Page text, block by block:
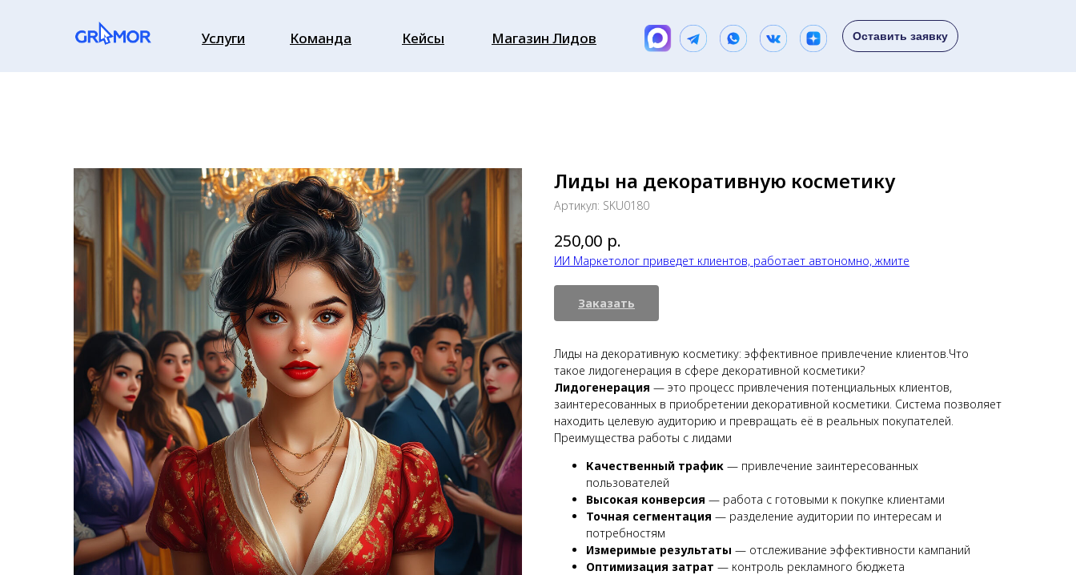
Оставить заявку
Услуги Кейсы Магазин Лидов
Команда
Лиды на декоративную косметику
Артикул: SKU0180
250,00 р.
ИИ Маркетолог приведет клиентов, работает автономно, жмите
Заказать
Лиды на декоративную косметику: эффективное привлечение клиентов.Что
такое лидогенерация в сфере декоративной косметики?
Лидогенерация — это процесс привлечения потенциальных клиентов,
заинтересованных в приобретении декоративной косметики. Система позволяет
находить целевую аудиторию и превращать её в реальных покупателей.
Преимущества работы с лидами
Качественный трафик — привлечение заинтересованных
пользователей
Высокая конверсия — работа с готовыми к покупке клиентами
Точная сегментация — разделение аудитории по интересам и
потребностям
Измеримые результаты — отслеживание эффективности кампаний
Оптимизация затрат — контроль рекламного бюджета